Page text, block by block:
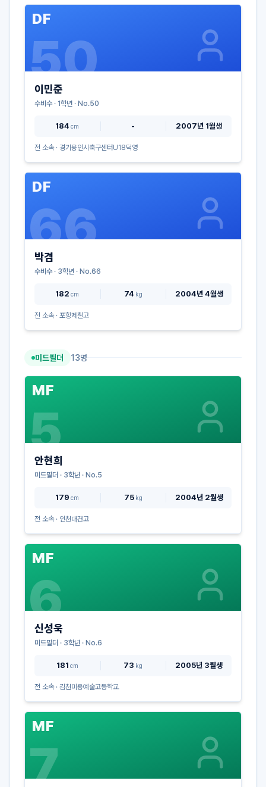
DF
50
이민준
수비수· 1학년 · No.50
184 cm - 2007년 1월생
전 소속 · 경기용인시축구센터U18덕영
DF
66
박겸
수비수· 3학년 · No.66
182 cm 74 kg 2004년 4월생
전 소속 · 포항제철고
미드필더 13명
MF
5
안현희
미드필더 · 3학년 · No.5
179 cm 75 kg 2004년 2월생
전 소속 · 인천대건고
MF
6
신성욱
미드필더 · 3학년 · No.6
181 cm 73 kg 2005년 3월생
전 소속 · 김천미용예술고등학교
MF
7